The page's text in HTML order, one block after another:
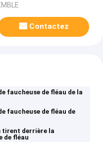
Contactez
faucheuse de fléau de la
faucheuse de fléau de
tirent derrière la
de fléau